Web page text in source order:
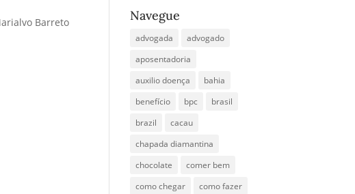
Barreto
Navegue
advogada
advogado
aposentadoria
auxilio doença
bahia
benefício
bpc
brasil
brazil
cacau
chapada diamantina
chocolate
comer bem
como chegar
como fazer